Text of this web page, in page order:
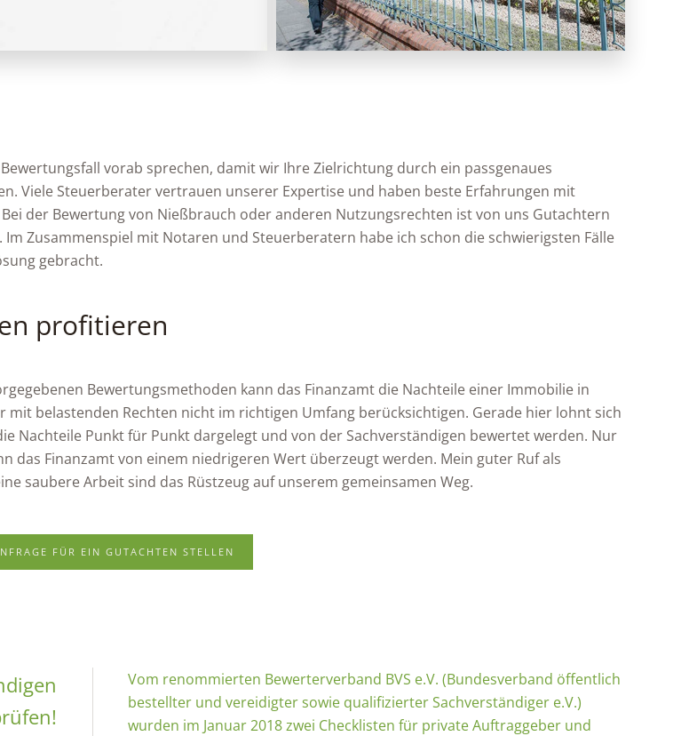
vorab sprechen, damit wir Ihre Zielrichtung durch ein passgenaues
Viele Steuerberater vertrauen unserer Expertise und haben beste Erfahrungen mit
der Bewertung von Nießbrauch oder anderen Nutzungsrechten ist von uns Gutachtern
Im Zusammenspiel mit Notaren und Steuerberatern habe ich schon die schwierigsten Fälle
gebracht.
profitieren
Bewertungsmethoden kann das Finanzamt die Nachteile einer Immobilie in
mit belastenden Rechten nicht im richtigen Umfang berücksichtigen. Gerade hier lohnt sich
Nachteile Punkt für Punkt dargelegt und von der Sachverständigen bewertet werden. Nur
das Finanzamt von einem niedrigeren Wert überzeugt werden. Mein guter Ruf als
saubere Arbeit sind das Rüstzeug auf unserem gemeinsamen Weg.
FÜR EIN GUTACHTEN STELLEN
Vom renommierten Bewerterverband BVS e.V. (Bundesverband öffentlich
bestellter und vereidigter sowie qualifizierter Sachverständiger e.V.)
wurden im Januar 2018 zwei Checklisten für private Auftraggeber und